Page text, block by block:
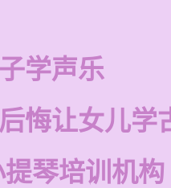
学声乐
悔让女儿学
琴培训机构